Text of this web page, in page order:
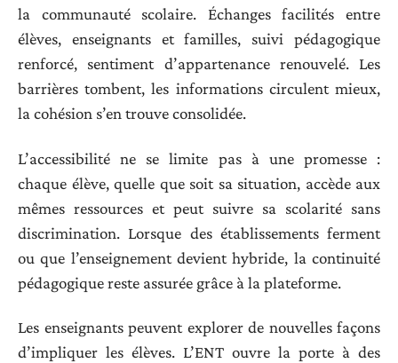
la communauté scolaire. Échanges facilités entre
élèves, enseignants et familles, suivi pédagogique
renforcé, sentiment d’appartenance renouvelé. Les
barrières tombent, les informations circulent mieux,
la cohésion s’en trouve consolidée.
L’accessibilité ne se limite pas à une promesse :
chaque élève, quelle que soit sa situation, accède aux
mêmes ressources et peut suivre sa scolarité sans
discrimination. Lorsque des établissements ferment
ou que l’enseignement devient hybride, la continuité
pédagogique reste assurée grâce à la plateforme.
Les enseignants peuvent explorer de nouvelles façons
d’impliquer les élèves. L’ENT ouvre la porte à des